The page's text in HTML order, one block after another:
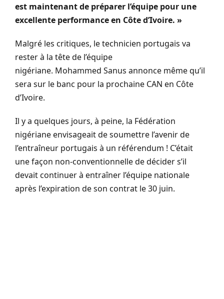
est maintenant de préparer l’équipe pour une
excellente performance en Côte d’Ivoire. »
Malgré les critiques, le technicien portugais va
rester à la tête de l’équipe
nigériane. Mohammed Sanus annonce même qu’il
sera sur le banc pour la prochaine CAN en Côte
d’Ivoire.
Il y a quelques jours, à peine, la Fédération
nigériane envisageait de soumettre l’avenir de
l’entraîneur portugais à un référendum ! C’était
une façon non-conventionnelle de décider s’il
devait continuer à entraîner l’équipe nationale
après l’expiration de son contrat le 30 juin.